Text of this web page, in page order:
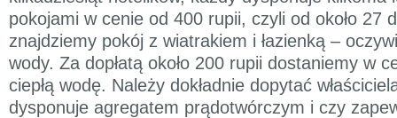
pokojami w cenie od 400 rupii, czyli od około 27
znajdziemy pokój z wiatrakiem i łazienką –
wody. Za dopłatą około 200 rupii dostaniemy w
ciepłą wodę. Należy dokładnie dopytać
dysponuje agregatem prądotwórczym i czy